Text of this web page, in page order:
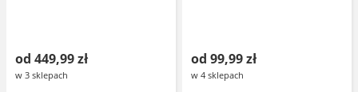
od 449,99 zł
w 3 sklepach
od 99,99 zł
w 4 sklepach